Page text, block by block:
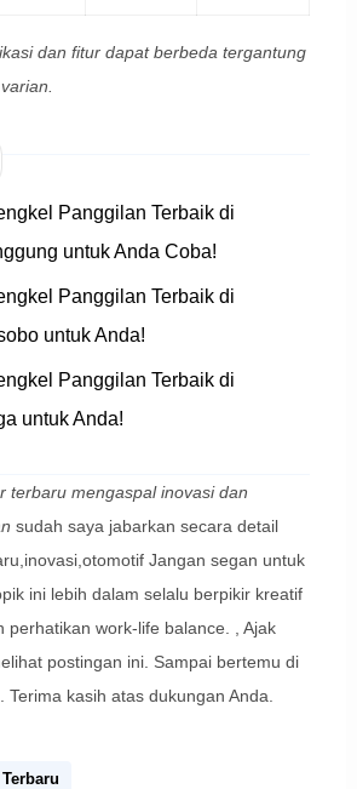
dan fitur dapat berbeda tergantung
Panggilan Terbaik di
untuk Anda Coba!
Panggilan Terbaik di
untuk Anda!
Panggilan Terbaik di
untuk Anda!
terbaru mengaspal inovasi dan
sudah saya jabarkan secara detail
Jangan segan untuk
ini lebih dalam selalu berpikir kreatif
perhatikan work-life balance. , Ajak
postingan ini. Sampai bertemu di
Terima kasih atas dukungan Anda.